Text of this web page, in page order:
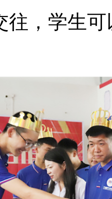
往，学生